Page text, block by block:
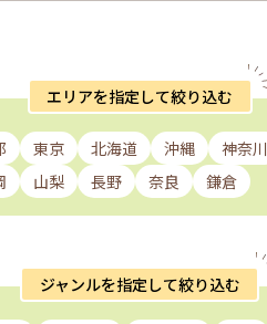
エリアを指定して絞り込む
東京 北海道 沖縄
神奈川
山梨 長野 奈良 鎌倉
ジャンルを指定して絞り込む